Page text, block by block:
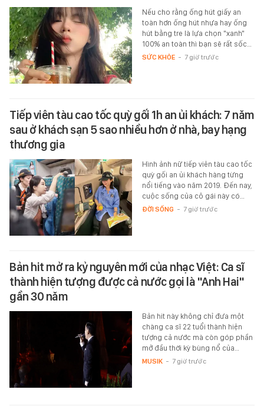
Nếu cho rằng ống hút giấy an
toàn hơn ống hút nhựa hay ống
hút bằng tre là lựa chọn "xanh"
100% an toàn thì bạn sẽ rất sốc…
SỨC KHỎE - 7 giờ trước
Tiếp viên tàu cao tốc quỳ gối 1h an ủi khách: 7 năm
sau ở khách sạn 5 sao nhiều hơn ở nhà, bay hạng
thương gia
Hình ảnh nữ tiếp viên tàu cao tốc
quỳ gối an ủi khách hàng từng
nổi tiếng vào năm 2019. Đến nay,
cuộc sống của cô gái này có…
ĐỜI SỐNG - 7 giờ trước
Bản hit mở ra kỷ nguyên mới của nhạc Việt: Ca sĩ
thành hiện tượng được cả nước gọi là "Anh Hai"
gần 30 năm
Bản hit này không chỉ đưa một
chàng ca sĩ 22 tuổi thành hiện
tượng cả nước mà còn góp phần
mở đầu thời kỳ bùng nổ của…
MUSIK - 7 giờ trước